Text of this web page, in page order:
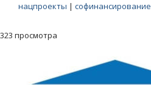
нацпроекты | софинансирование
323 просмотра